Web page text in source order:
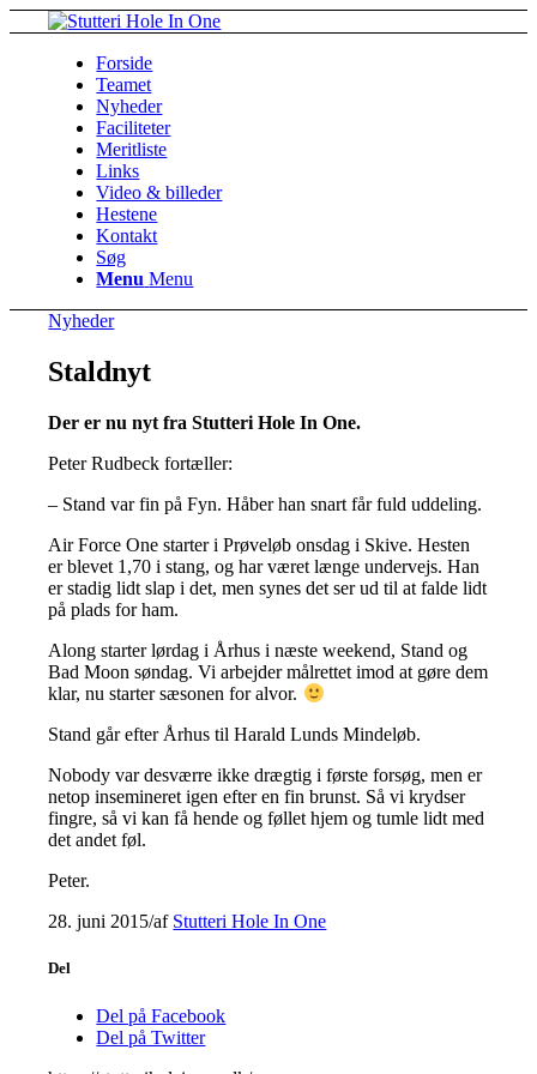
Forside
Teamet
Nyheder
Faciliteter
Meritliste
Links
Video & billeder
Hestene
Kontakt
Søg
Menu Menu
Nyheder
Staldnyt
Der er nu nyt fra Stutteri Hole In One.
Peter Rudbeck fortæller:
– Stand var fin på Fyn. Håber han snart får fuld uddeling.
Air Force One starter i Prøveløb onsdag i Skive. Hesten
er blevet 1,70 i stang, og har været længe undervejs. Han
er stadig lidt slap i det, men synes det ser ud til at falde lidt
på plads for ham.
Along starter lørdag i Århus i næste weekend, Stand og
Bad Moon søndag. Vi arbejder målrettet imod at gøre dem
klar, nu starter sæsonen for alvor.
Stand går efter Århus til Harald Lunds Mindeløb.
Nobody var desværre ikke drægtig i første forsøg, men er
netop insemineret igen efter en fin brunst. Så vi krydser
fingre, så vi kan få hende og føllet hjem og tumle lidt med
det andet føl.
Peter.
28. juni 2015/af Stutteri Hole In One
Del
Del på Facebook
Del på Twitter